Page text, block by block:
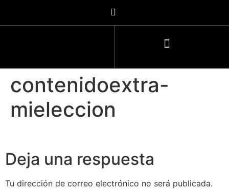
contenidoextra-
mieleccion
Deja una respuesta
Tu dirección de correo electrónico no será publicada.